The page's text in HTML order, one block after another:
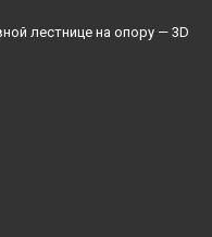
лестнице на опору — 3D